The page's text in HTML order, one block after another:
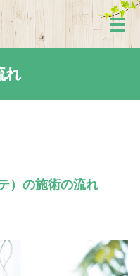
メ
れ
）の施術の流れ